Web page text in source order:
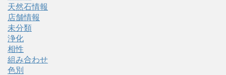
天然石情報
店舗情報
未分類
浄化
相性
組み合わせ
色別